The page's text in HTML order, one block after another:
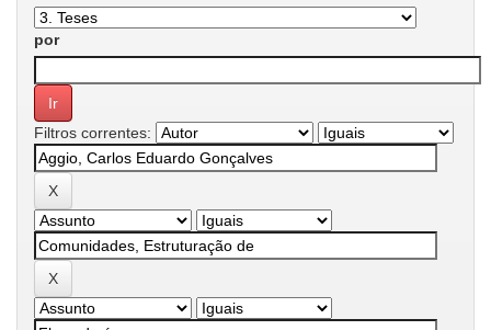
por
Filtros correntes: